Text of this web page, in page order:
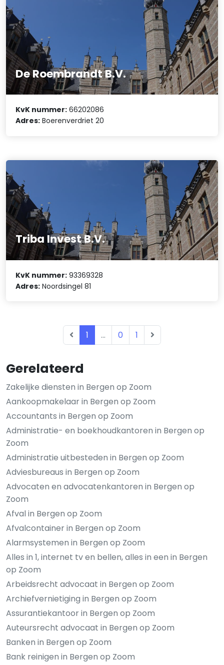
Gerelateerd
Zakelijke diensten in Bergen op Zoom
Aankoopmakelaar in Bergen op Zoom
Accountants in Bergen op Zoom
Administratie- en boekhoudkantoren in Bergen op
Zoom
Administratie uitbesteden in Bergen op Zoom
Adviesbureaus in Bergen op Zoom
Advocaten en advocatenkantoren in Bergen op
Zoom
Afval in Bergen op Zoom
Afvalcontainer in Bergen op Zoom
Alarmsystemen in Bergen op Zoom
Alles in 1, internet tv en bellen, alles in een in Bergen
op Zoom
Arbeidsrecht advocaat in Bergen op Zoom
Archiefvernietiging in Bergen op Zoom
Assurantiekantoor in Bergen op Zoom
Auteursrecht advocaat in Bergen op Zoom
Banken in Bergen op Zoom
Bank reinigen in Bergen op Zoom
De Roembrandt B.V.
KvK nummer: 66202086
Adres: Boerenverdriet 20
Triba Invest B.V.
KvK nummer: 93369328
Adres: Noordsingel 81
1 ... 0 1